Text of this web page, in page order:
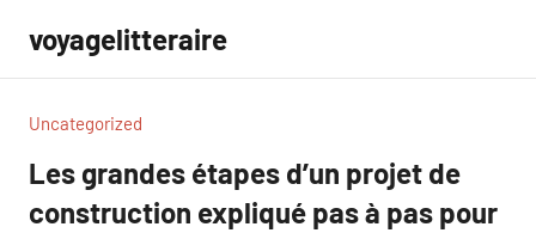
contenu
voyagelitteraire
Uncategorized
Les grandes étapes d’un projet de
construction expliqué pas à pas pour